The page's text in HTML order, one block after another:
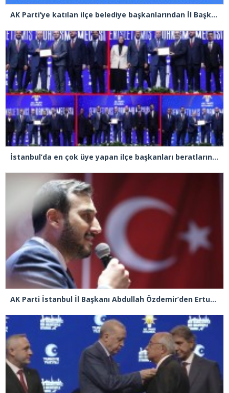
AK Parti’ye katılan ilçe belediye başkanlarından İl Başkanı Özdemir’e ziyaret
İstanbul’da en çok üye yapan ilçe başkanları beratlarını Cumhurbaşkanı Erdoğan’ın elinden aldı
AK Parti İstanbul İl Başkanı Abdullah Özdemir’den Ertuğrul Özkök’e “Franco” tepkisi